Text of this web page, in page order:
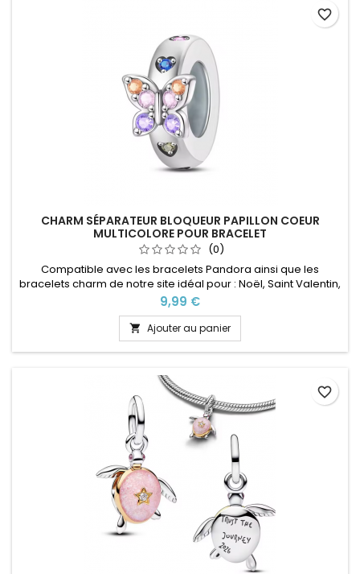
CHARM SÉPARATEUR BLOQUEUR PAPILLON COEUR
MULTICOLORE POUR BRACELET
(0)
Compatible avec les bracelets Pandora ainsi que les
bracelets charm de notre site idéal pour : Noël, Saint Valentin,
anniversaire, anniversaire de mariage Présence d'une
bague en silicone à l'intérieur pour éviter de coulisser
Prix
9,99 €
 Ajouter au panier
favorite_border
favorite_border